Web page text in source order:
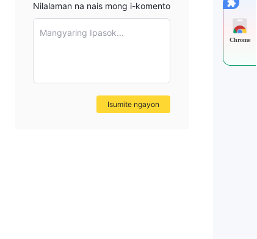
Nilalaman na nais mong i-komento
Mangyaring Ipasok...
Isumite ngayon
Chrome